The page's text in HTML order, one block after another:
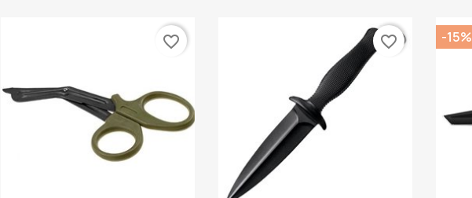
favorite_border favorite_border -15%